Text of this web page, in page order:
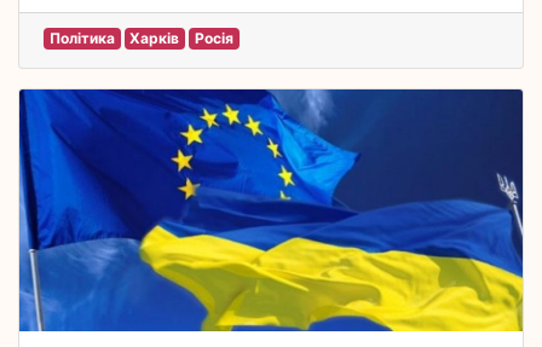
Політика Харків Росія